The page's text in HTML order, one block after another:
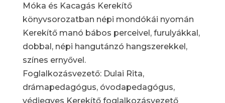
Móka és Kacagás Kerekítő
könyvsorozatban népi mondókái nyomán
Kerekítő manó bábos perceivel, furulyákkal,
dobbal, népi hangutánzó hangszerekkel,
színes ernyővel.
Foglalkozásvezető: Dulai Rita,
drámapedagógus, óvodapedagógus,
védjegyes Kerekítő foglalkozásvezető